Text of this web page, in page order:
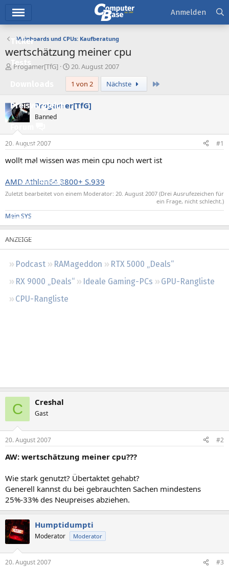
Ticker
Tests
Preisvergleich
Forum
Aktuelles
Empfohlene Inhalte
Neue Beiträge
Leserartikel
Regeln
Podcast RAMageddon
RTX 5000 „Deals“
RX 9000 „Deals“
Ideale Gaming-PCs
GPU-Rangliste
CPU-Rangliste
Anmelden
Mainboards und CPUs: Kaufberatung
wertschätzung meiner cpu
E
e
l
l
e
Progamer[TfG]
E
r
s
t
e
m
20. August 2007
1 von 2
Nächste
Progamer[TfG]
Banned
20. August 2007 #1
wollt mal wissen was mein cpu noch wert ist
AMD Athlon64 3800+ S.939
Zuletzt bearbeitet von einem Moderator: 20. August 2007 (Drei Ausrufezeichen für
ein Frage, nicht schlecht.)
Mein SYS
C Creshal
Gast
20. August 2007 #2
AW: wertschätzung meiner cpu???
Wie stark genutzt? Übertaktet gehabt?
Generell kannst du bei gebrauchten Sachen mindestens
25%-33% des Neupreises abziehen.
Humptidumpti
Moderator Moderator
20. August 2007 #3